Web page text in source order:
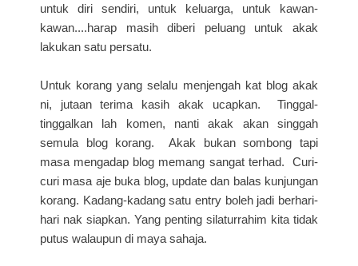
untuk diri sendiri, untuk keluarga, untuk kawan-
kawan....harap masih diberi peluang untuk akak
lakukan satu persatu.
Untuk korang yang selalu menjengah kat blog akak
ni, jutaan terima kasih akak ucapkan. Tinggal-
tinggalkan lah komen, nanti akak akan singgah
semula blog korang. Akak bukan sombong tapi
masa mengadap blog memang sangat terhad. Curi-
curi masa aje buka blog, update dan balas kunjungan
korang. Kadang-kadang satu entry boleh jadi berhari-
hari nak siapkan. Yang penting silaturrahim kita tidak
putus walaupun di maya sahaja.